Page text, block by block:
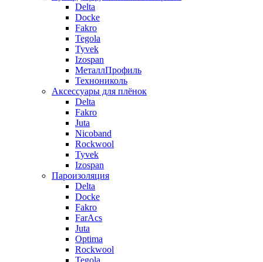
Delta
Docke
Fakro
Tegola
Tyvek
Izospan
МеталлПрофиль
Технониколь
Аксессуары для плёнок
Delta
Fakro
Juta
Nicoband
Rockwool
Tyvek
Izospan
Пароизоляция
Delta
Docke
Fakro
FarAcs
Juta
Optima
Rockwool
Tegola